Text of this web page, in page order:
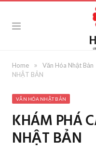
Home » Văn Hóa Nhật Bản
NHẬT BẢN
VĂN HÓA NHẬT BẢN
KHÁM PHÁ
NHẬT BẢN